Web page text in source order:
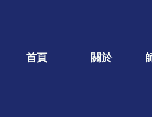
首頁 關於